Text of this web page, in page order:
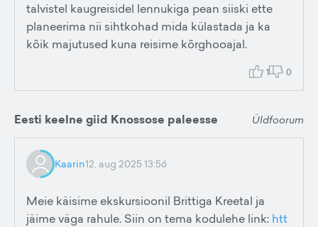
talvistel kaugreisidel lennukiga pean siiski ette
planeerima nii sihtkohad mida külastada ja ka
kõik majutused kuna reisime kõrghooajal.
1 0
Eesti keelne giid Knossose paleesse Üldfoorum
Kaarin12. aug 2025 13:56
Meie käisime ekskursioonil Brittiga Kreetal ja
jäime väga rahule. Siin on tema kodulehe link: htt